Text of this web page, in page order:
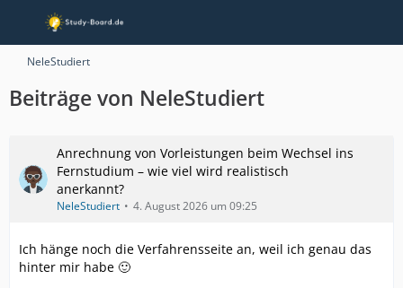
NeleStudiert
Beiträge von NeleStudiert
Anrechnung von Vorleistungen beim Wechsel ins
Fernstudium – wie viel wird realistisch
anerkannt?
NeleStudiert 4. August 2026 um 09:25
Ich hänge noch die Verfahrensseite an, weil ich genau das
hinter mir habe 🙂